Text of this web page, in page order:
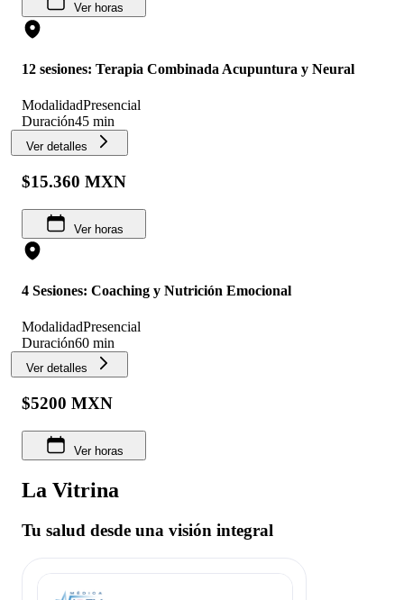
Ver horas
12 sesiones: Terapia Combinada Acupuntura y Neural
ModalidadPresencial
Duración45 min
Ver detalles
$15.360 MXN
Ver horas
4 Sesiones: Coaching y Nutrición Emocional
ModalidadPresencial
Duración60 min
Ver detalles
$5200 MXN
Ver horas
La Vitrina
Tu salud desde una visión integral